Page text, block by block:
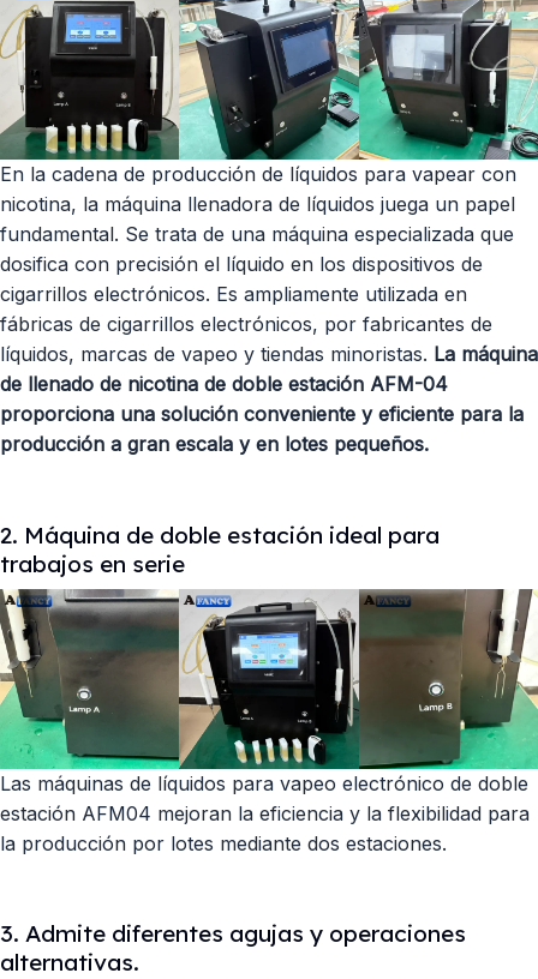
En la cadena de producción de líquidos para vapear con
nicotina, la máquina llenadora de líquidos juega un papel
fundamental. Se trata de una máquina especializada que
dosifica con precisión el líquido en los dispositivos de
cigarrillos electrónicos. Es ampliamente utilizada en
fábricas de cigarrillos electrónicos, por fabricantes de
líquidos, marcas de vapeo y tiendas minoristas. La máquina
de llenado de nicotina de doble estación AFM-04
proporciona una solución conveniente y eficiente para la
producción a gran escala y en lotes pequeños.
2. Máquina de doble estación ideal para
trabajos en serie
Las máquinas de líquidos para vapeo electrónico de doble
estación AFM04 mejoran la eficiencia y la flexibilidad para
la producción por lotes mediante dos estaciones.
3. Admite diferentes agujas y operaciones
alternativas.